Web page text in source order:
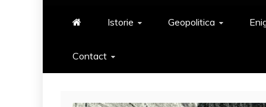
Istorie Geopolitica
Contact